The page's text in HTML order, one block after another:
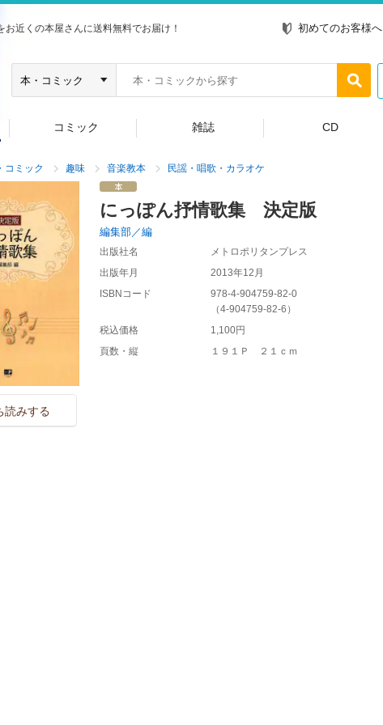
近くの本屋さんに送料無料でお届け！ 初めてのお客様へ
コミック 雑誌 CD
コミック 趣味 音楽教本 民謡・唱歌・カラオケ
読みする
にっぽん抒情歌集 決定版
編集部／編
出版社名
メトロポリタンプレス
出版年月
2013年12月
ISBNコード
978-4-904759-82-0
（4-904759-82-6 ）
税込価格
1,100円
頁数・縦
１９１Ｐ ２１ｃｍ